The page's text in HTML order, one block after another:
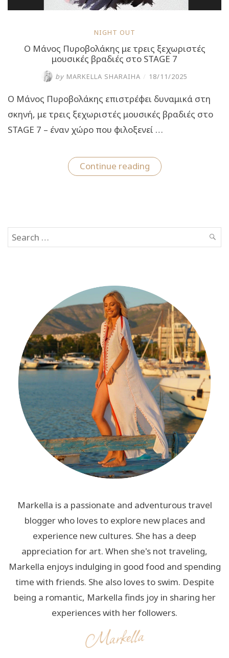
NIGHT OUT
Ο Μάνος Πυροβολάκης με τρεις ξεχωριστές
μουσικές βραδιές στο STAGE 7
by MARKELLA SHARAIHA / 18/11/2025
Ο Μάνος Πυροβολάκης επιστρέφει δυναμικά στη
σκηνή, με τρεις ξεχωριστές μουσικές βραδιές στο
STAGE 7 – έναν χώρο που φιλοξενεί …
Continue reading“Ο
Μάνος
βραδιές
Search
for:
Markella is a passionate and adventurous travel
blogger who loves to explore new places and
experience new cultures. She has a deep
appreciation for art. When she's not traveling,
Markella enjoys indulging in good food and spending
time with friends. She also loves to swim. Despite
being a romantic, Markella finds joy in sharing her
experiences with her followers.